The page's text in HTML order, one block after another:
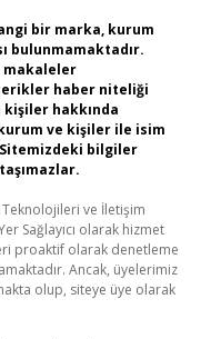
bir marka, kurum
bulunmamaktadır.
makaleler
haber niteliği
hakkında
ve kişiler ile isim
bilgiler
Teknolojileri ve İletişim
Sağlayıcı olarak hizmet
proaktif olarak denetleme
Ancak, üyelerimiz
olup, siteye üye olarak